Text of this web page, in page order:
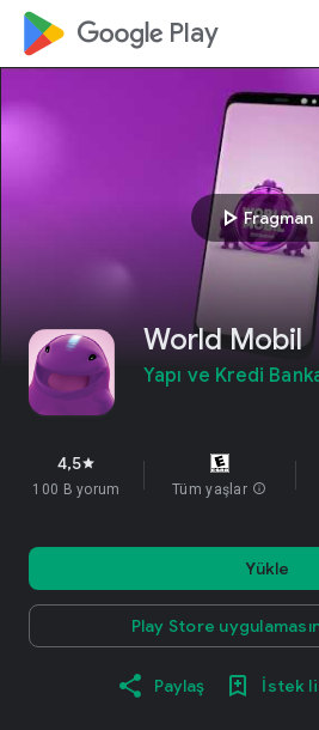
google_logo Play
play_arrowFragman
World Mobil
Yapı ve Kredi
4,5star
100 B yorum Tüm yaşlar info
Yükle
Play Store
Paylaş İstek